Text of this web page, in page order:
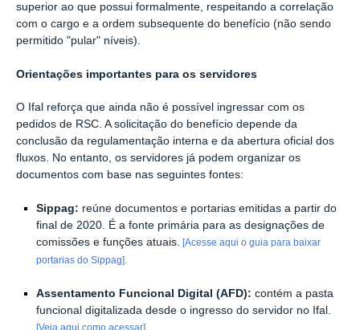
superior ao que possui formalmente, respeitando a correlação
com o cargo e a ordem subsequente do benefício (não sendo
permitido "pular" níveis).
Orientações importantes para os servidores
O Ifal reforça que ainda não é possível ingressar com os
pedidos de RSC. A solicitação do benefício depende da
conclusão da regulamentação interna e da abertura oficial dos
fluxos. No entanto, os servidores já podem organizar os
documentos com base nas seguintes fontes:
Sippag: reúne documentos e portarias emitidas a partir do
final de 2020. É a fonte primária para as designações de
comissões e funções atuais. [Acesse aqui o guia para baixar
portarias do Sippag].
Assentamento Funcional Digital (AFD): contém a pasta
funcional digitalizada desde o ingresso do servidor no Ifal.